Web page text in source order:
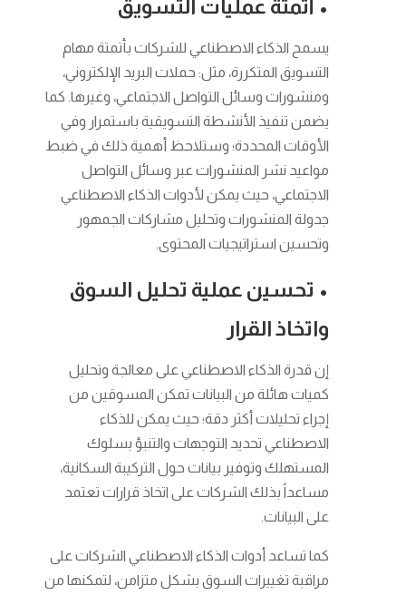
• أتمتة عمليات التسويق
يسمح الذكاء الاصطناعي للشركات بأتمتة مهام
التسويق المتكررة، مثل: حملات البريد الإلكتروني،
ومنشورات وسائل التواصل الاجتماعي، وغيرها. كما
يضمن تنفيذ الأنشطة التسويقية باستمرار وفي
الأوقات المحددة؛ وستلاحظ أهمية ذلك في ضبط
مواعيد نشر المنشورات عبر وسائل التواصل
الاجتماعي، حيث يمكن لأدوات الذكاء الاصطناعي
جدولة المنشورات وتحليل مشاركات الجمهور
وتحسين استراتيجيات المحتوى.
• تحسين عملية تحليل السوق
واتخاذ القرار
إن قدرة الذكاء الاصطناعي على معالجة وتحليل
كميات هائلة من البيانات تمكن المسوقين من
إجراء تحليلات أكثر دقة؛ حيث يمكن للذكاء
الاصطناعي تحديد التوجهات والتنبؤ بسلوك
المستهلك وتوفير بيانات حول التركيبة السكانية،
مساعداً بذلك الشركات على اتخاذ قرارات تعتمد
على البيانات.
كما تساعد أدوات الذكاء الاصطناعي الشركات على
مراقبة تغييرات السوق بشكل متزامن، لتمكنها من